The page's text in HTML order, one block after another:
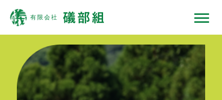
礒部組について
現場ではたらくひと